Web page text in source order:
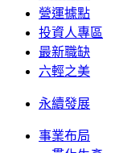
營運據點
投資人專區
最新職缺
六輕之美
永續發展
事業布局